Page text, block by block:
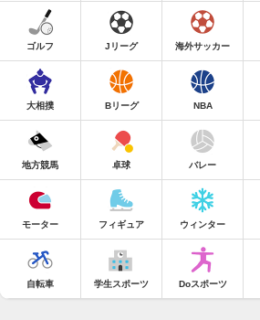
ゴルフ Jリーグ 海外サッカー
大相撲 Bリーグ NBA
地方競馬 卓球 バレー
モーター フィギュア ウィンター
自転車 学生スポーツ Doスポーツ